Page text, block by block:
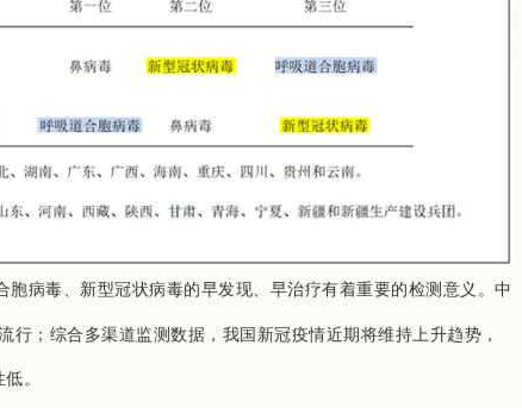
胞病毒、新型冠状病毒的早发现、早治疗有着重要的检测意义 。中
；综合多渠道监测数据，我国新冠疫情近期将维持上升趋势，
。